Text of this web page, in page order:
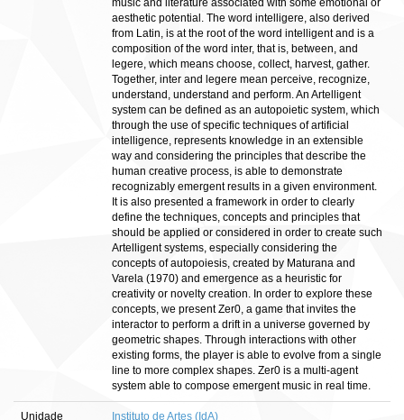
music and literature associated with some emotional or
aesthetic potential. The word intelligere, also derived
from Latin, is at the root of the word intelligent and is a
composition of the word inter, that is, between, and
legere, which means choose, collect, harvest, gather.
Together, inter and legere mean perceive, recognize,
understand, understand and perform. An Artelligent
system can be defined as an autopoietic system, which
through the use of specific techniques of artificial
intelligence, represents knowledge in an extensible
way and considering the principles that describe the
human creative process, is able to demonstrate
recognizably emergent results in a given environment.
It is also presented a framework in order to clearly
define the techniques, concepts and principles that
should be applied or considered in order to create such
Artelligent systems, especially considering the
concepts of autopoiesis, created by Maturana and
Varela (1970) and emergence as a heuristic for
creativity or novelty creation. In order to explore these
concepts, we present Zer0, a game that invites the
interactor to perform a drift in a universe governed by
geometric shapes. Through interactions with other
existing forms, the player is able to evolve from a single
line to more complex shapes. Zer0 is a multi-agent
system able to compose emergent music in real time.
Unidade Instituto de Artes (IdA)